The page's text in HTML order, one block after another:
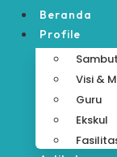
Beranda
Profile
Visi &
Guru
Ekskul